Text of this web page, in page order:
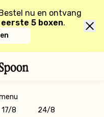
nu en ontvang
5 boxen.
17/8 24/8